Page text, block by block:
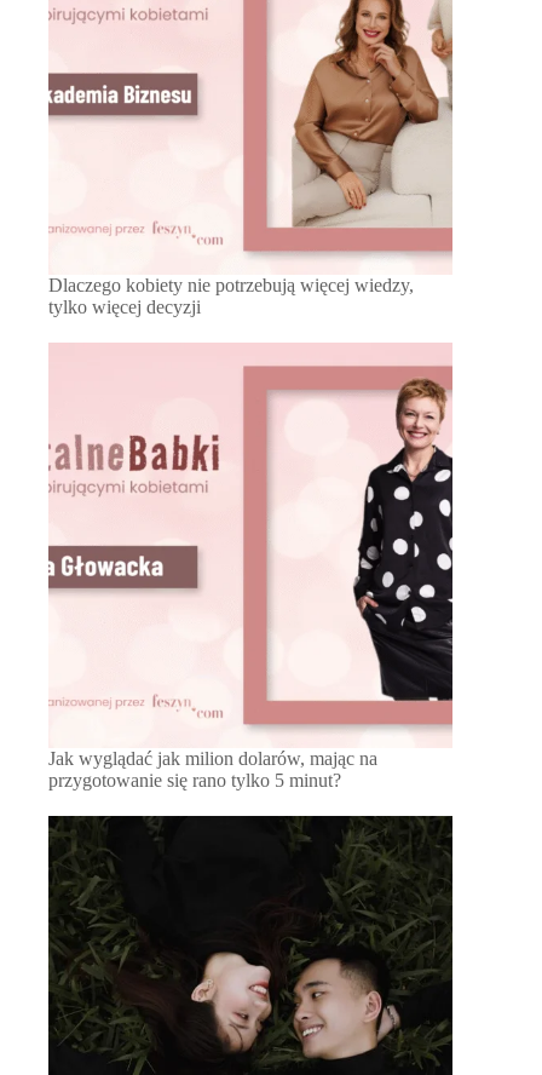
Dlaczego kobiety nie potrzebują więcej wiedzy,
tylko więcej decyzji
Jak wyglądać jak milion dolarów, mając na
przygotowanie się rano tylko 5 minut?